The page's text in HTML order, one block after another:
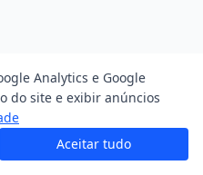
Analytics e Google
do site e exibir anúncios
Aceitar tudo